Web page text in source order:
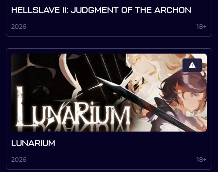
HELLSLAVE II: JUDGMENT OF THE ARCHON
2026 18+
LUNARIUM
2026 18+